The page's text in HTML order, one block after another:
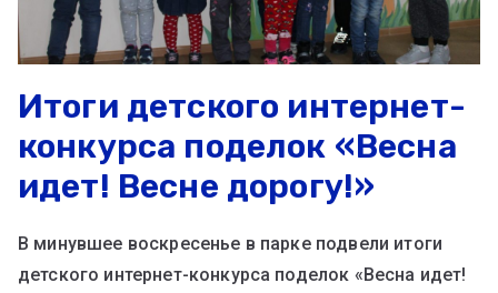
Итоги детского интернет-
конкурса поделок «Весна
идет! Весне дорогу!»
В минувшее воскресенье в парке подвели итоги
детского интернет-конкурса поделок «Весна идет!